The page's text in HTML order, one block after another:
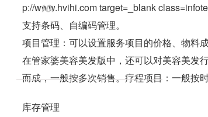
支持条码、自编码管理。
项目管理：可以设置服务项目的价格、物料
在管家婆美容美发版中，还可以对美容美发
而成，一般按多次销售。疗程项目：一般按
库存管理
10.